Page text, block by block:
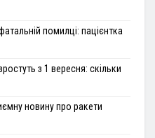
помилці: пацієнтка
з 1 вересня: скільки
новину про ракети